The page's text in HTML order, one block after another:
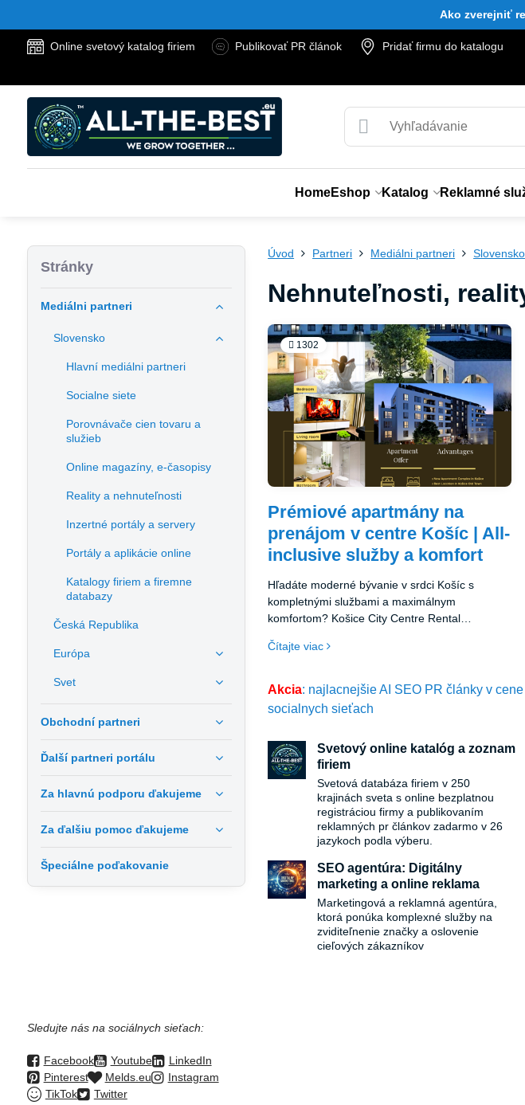
Ako zverejniť
Online svetový katalog firiem Publikovať PR článok
Pridať firmu do katalogu
HomeEshop Katalog Reklamné
Úvod Partneri Mediálni partneri Slovensko
Nehnuteľnosti,
1302
Prémiové apartmány na
prenájom v centre Košíc | All-
inclusive služby a komfort
Hľadáte moderné bývanie v srdci Košíc s
kompletnými službami a maximálnym
komfortom? Košice City Centre Rental
pohodlia domova a hotelových služieb v
Čítajte viac
Akcia: najlacnejšie AI SEO PR články v
socialnych sieťach
Svetový online katalóg a zoznam
firiem
Svetová databáza firiem v 250
krajinách sveta s online bezplatnou
registráciou firmy a publikovaním
reklamných pr článkov zadarmo v 26
jazykoch podla výberu.
SEO agentúra: Digitálny
marketing a online reklama
Marketingová a reklamná agentúra,
ktorá ponúka komplexné služby na
zviditeľnenie značky a oslovenie
cieľových zákazníkov
Stránky
Mediálni partneri
Slovensko
Hlavní mediálni partneri
Socialne siete
Porovnávače cien tovaru a
služieb
Online magazíny, e-časopisy
Reality a nehnuteľnosti
Inzertné portály a servery
Portály a aplikácie online
Katalogy firiem a firemne
databazy
Česká Republika
Európa
Svet
Obchodní partneri
Ďalší partneri portálu
Za hlavnú podporu ďakujeme
Za ďalšiu pomoc ďakujeme
Špeciálne poďakovanie
Sledujte nás na sociálnych sieťach:
Facebook Youtube
LinkedIn
Pinterest
Melds.eu
Instagram
TikTok
Twitter